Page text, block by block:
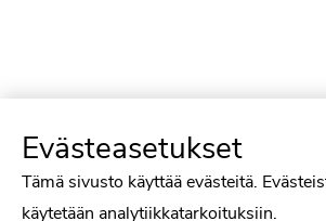
Evästeasetukset
Tämä sivusto käyttää evästeitä.
käytetään analytiikkatarkoituksiin.